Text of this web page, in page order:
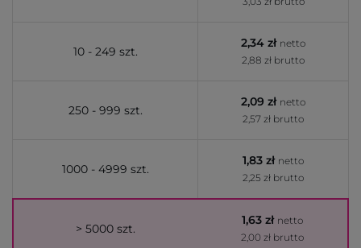
10 - 249 szt.
2,34 zł netto
2,88 zł brutto
250 - 999 szt.
2,09 zł netto
2,57 zł brutto
1000 - 4999 szt.
1,83 zł netto
2,25 zł brutto
> 5000 szt.
1,63 zł netto
2,00 zł brutto